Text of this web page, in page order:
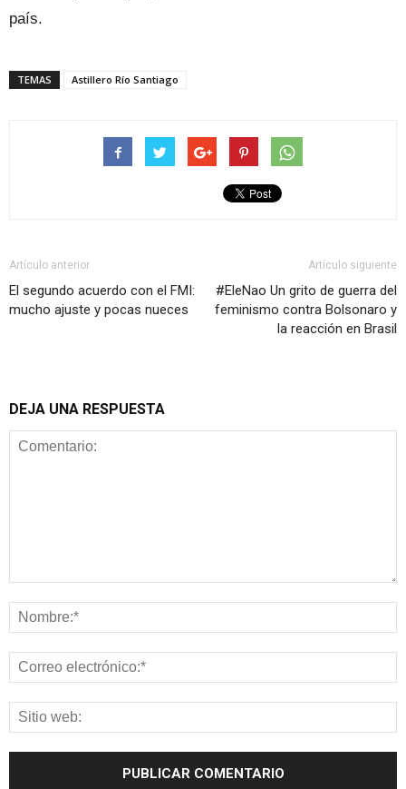
país.
TEMAS Astillero Río Santiago
Artículo anterior
El segundo acuerdo con el FMI:
mucho ajuste y pocas nueces
Artículo siguiente
#EleNao Un grito de guerra del
feminismo contra Bolsonaro y
la reacción en Brasil
DEJA UNA RESPUESTA